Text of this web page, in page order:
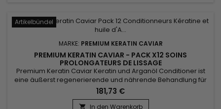
Artikelbündel
MARKE: PREMIUM KERATIN CAVIAR
PREMIUM KERATIN CAVIAR - PACK X12 SOINS
PROLONGATEURS DE LISSAGE
Premium Keratin Caviar Keratin und Arganöl Conditioner ist
eine äußerst regenerierende und nährende Behandlung für
trockenes, strapaziertes Haar. Restrukturierende Spülung
und nährende Behandlung mit sehr hoher Konzentration,
speziell entwickelt für alle Haartypen (ausgetrocknet, sehr
181,73 €
 In den Warenkorb